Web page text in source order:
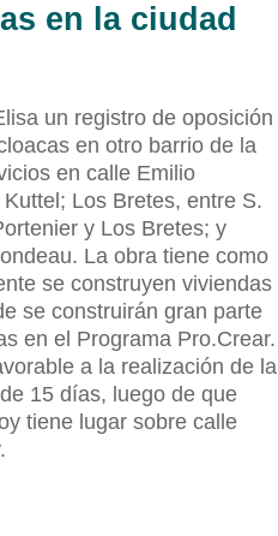
en la ciudad
un registro de oposición
en otro barrio de la
en calle Emilio
Los Bretes, entre S.
y Los Bretes; y
La obra tiene como
se construyen viviendas
se construirán gran parte
en el Programa Pro.Crear.
a la realización de la
15 días, luego de que
tiene lugar sobre calle